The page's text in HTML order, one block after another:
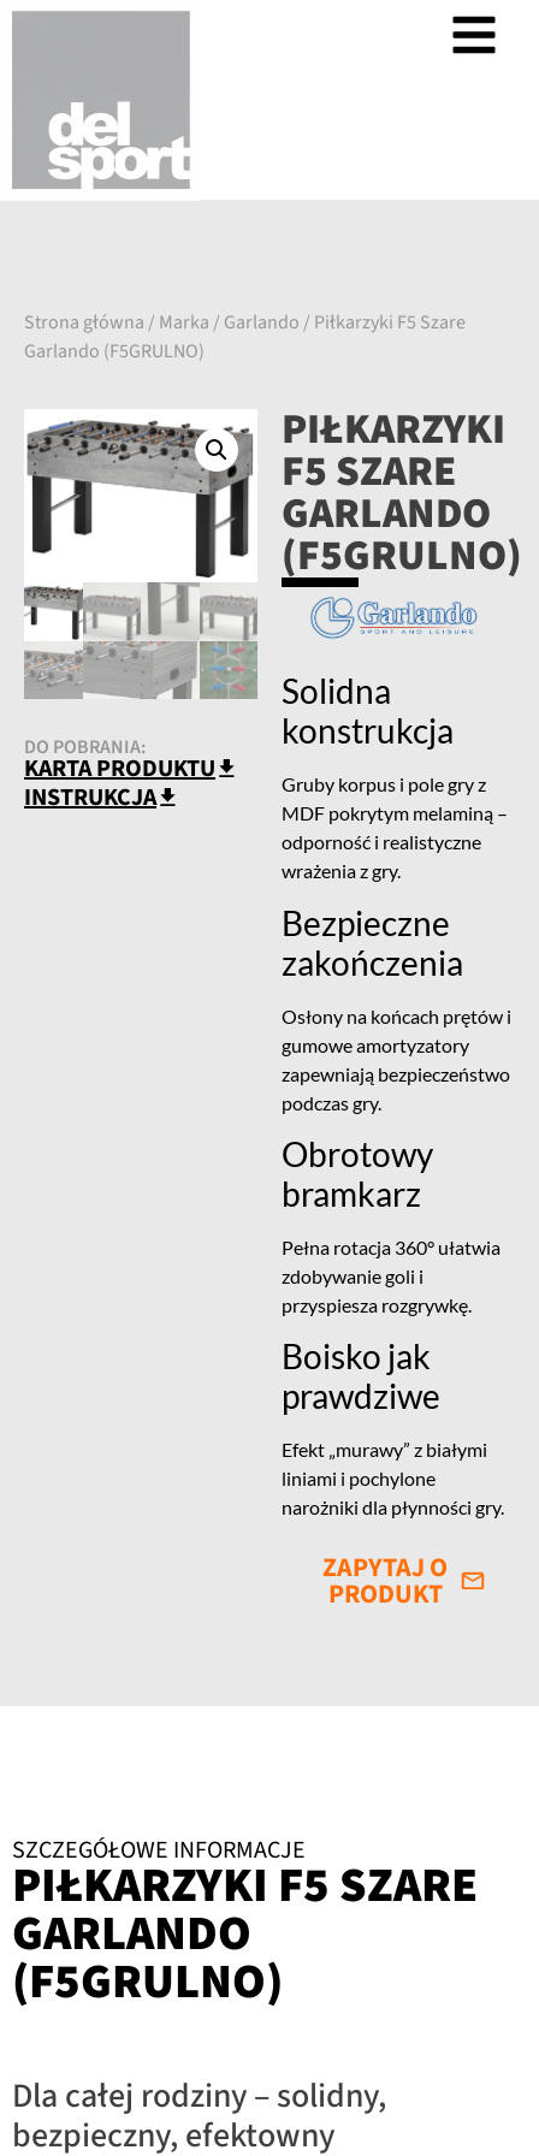
Strona główna / Marka / Garlando / Piłkarzyki F5 Szare
Garlando (F5GRULNO)
DO POBRANIA:
KARTA PRODUKTU
INSTRUKCJA
PIŁKARZYKI
F5 SZARE
GARLANDO
(F5GRULNO)
Solidna
konstrukcja
Gruby korpus i pole gry z
MDF pokrytym melaminą –
odporność i realistyczne
wrażenia z gry.
Bezpieczne
zakończenia
Osłony na końcach prętów i
gumowe amortyzatory
zapewniają bezpieczeństwo
podczas gry.
Obrotowy
bramkarz
Pełna rotacja 360° ułatwia
zdobywanie goli i
przyspiesza rozgrywkę.
Boisko jak
prawdziwe
Efekt „murawy” z białymi
liniami i pochylone
narożniki dla płynności gry.
ZAPYTAJ O
PRODUKT
SZCZEGÓŁOWE INFORMACJE
PIŁKARZYKI F5 SZARE
GARLANDO
(F5GRULNO)
Dla całej rodziny – solidny,
bezpieczny, efektowny